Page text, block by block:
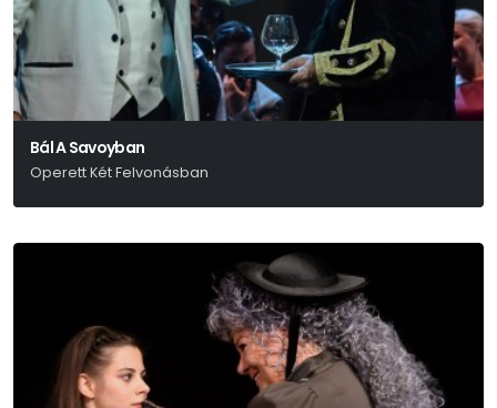
Bál A Savoyban
Operett Két Felvonásban